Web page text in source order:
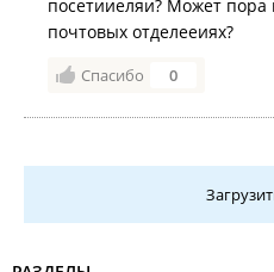
посетииеляи? Может пора
почтовых отделееиях?
Спасибо 0